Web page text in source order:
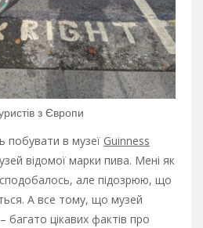
з Європи
побувати в музеї Guinness
відомої марки пива. Мені як
але підозрюю, що
А все тому, що музей
багато цікавих фактів про